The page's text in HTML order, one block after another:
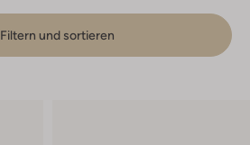
Filtern und sortieren